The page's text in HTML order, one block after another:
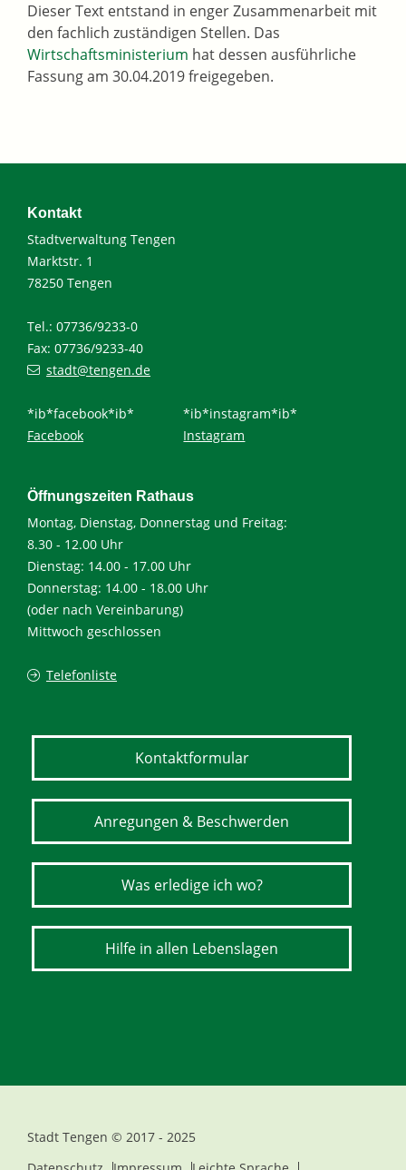
Dieser Text entstand in enger Zusammenarbeit mit
den fachlich zuständigen Stellen. Das
Wirtschaftsministerium hat dessen ausführliche
Fassung am 30.04.2019 freigegeben.
Kontakt
Stadtverwaltung Tengen
Marktstr. 1
78250 Tengen
Tel.: 07736/9233-0
Fax: 07736/9233-40
stadt@tengen.de
*ib*facebook*ib*
Facebook
*ib*instagram*ib*
Instagram
Öffnungszeiten Rathaus
Montag, Dienstag, Donnerstag und Freitag:
8.30 - 12.00 Uhr
Dienstag: 14.00 - 17.00 Uhr
Donnerstag: 14.00 - 18.00 Uhr
(oder nach Vereinbarung)
Mittwoch geschlossen
Telefonliste
Kontaktformular
Anregungen & Beschwerden
Was erledige ich wo?
Hilfe in allen Lebenslagen
Stadt Tengen © 2017 - 2025